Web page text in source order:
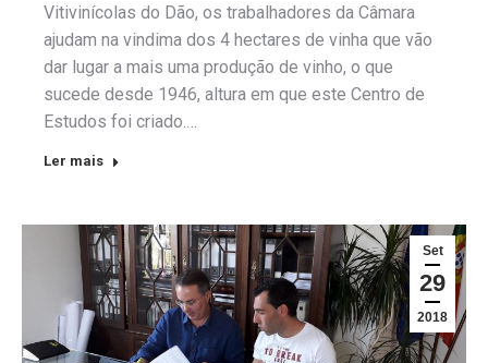
Vitivinícolas do Dão, os trabalhadores da Câmara
ajudam na vindima dos 4 hectares de vinha que vão
dar lugar a mais uma produção de vinho, o que
sucede desde 1946, altura em que este Centro de
Estudos foi criado.…
Ler mais
Set
29
2018